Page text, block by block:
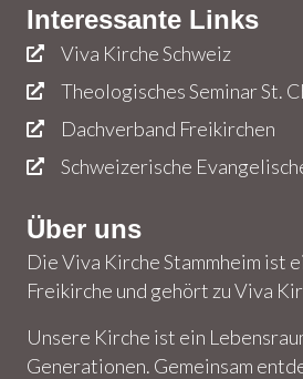
Interessante Links
Viva Kirche Schweiz
Theologisches Seminar St.
Dachverband Freikirchen
Schweizerische
Über uns
Die Viva Kirche Stammheim ist
Freikirche und gehört zu Viva
Unsere Kirche ist ein
Generationen. Gemeinsam